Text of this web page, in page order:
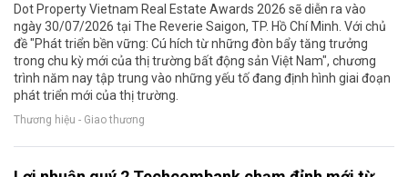
Dot Property Vietnam Real Estate Awards 2026 sẽ diễn ra vào
ngày 30/07/2026 tại The Reverie Saigon, TP. Hồ Chí Minh. Với chủ
đề "Phát triển bền vững: Cú hích từ những đòn bẩy tăng trưởng
trong chu kỳ mới của thị trường bất động sản Việt Nam", chương
trình năm nay tập trung vào những yếu tố đang định hình giai đoạn
phát triển mới của thị trường.
Thương hiệu - Giao thương